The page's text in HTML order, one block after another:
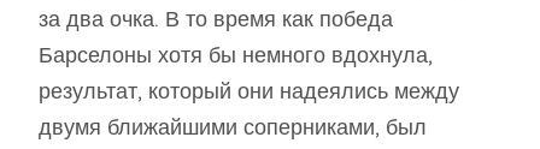
за два очка. В то время как победа
Барселоны хотя бы немного вдохнула,
результат, который они надеялись между
двумя ближайшими соперниками, был